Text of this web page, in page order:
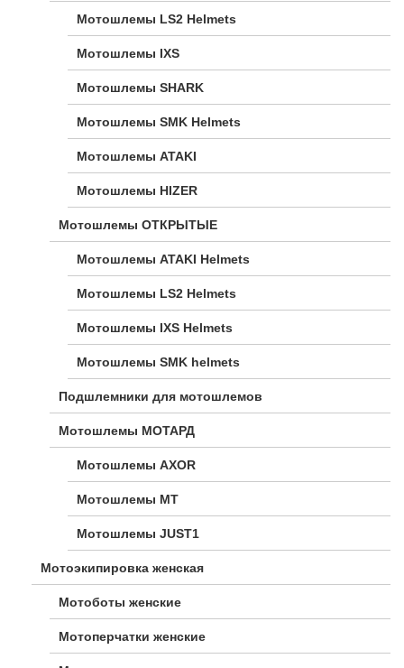
Мотошлемы LS2 Helmets
Мотошлемы IXS
Мотошлемы SHARK
Мотошлемы SMK Helmets
Мотошлемы ATAKI
Мотошлемы HIZER
Мотошлемы ОТКРЫТЫЕ
Мотошлемы ATAKI Helmets
Мотошлемы LS2 Helmets
Мотошлемы IXS Helmets
Мотошлемы SMK helmets
Подшлемники для мотошлемов
Мотошлемы МОТАРД
Мотошлемы AXOR
Мотошлемы MT
Мотошлемы JUST1
Мотоэкипировка женская
Мотоботы женские
Мотоперчатки женские